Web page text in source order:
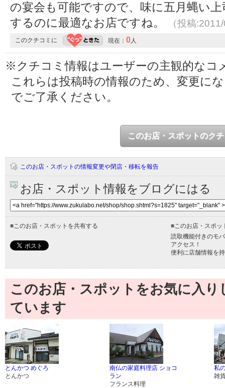
の宴会も可能ですので、味に五月蝿い
するのに最適なお店ですね。
（投稿
このクチコミに 現在： 0人
※クチコミ情報はユーザーの主観的なコ
これらは投稿時の情報のため、変更に
でご了承ください。
このお店・スポットのク
このお店・スポットの情報変更や閉店・移転を報告
お店・スポット情報をブログにはる
■このお店・スポットを共有する ■このお店・スポッ
読取機能付きのモ
アクセス！
便利に店舗情報を
このお店・スポットをお気に入
ています
とんかつ めぐろ
とんかつ
南仏の家庭料理店 ショコ
ラン
フランス料理
私
雑